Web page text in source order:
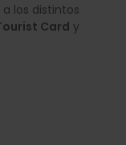
los distintos
Card y